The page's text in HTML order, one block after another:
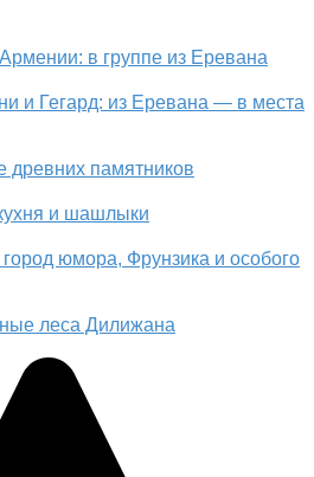
в группе из Еревана
и Гегард: из Еревана — в места
древних памятников
и шашлыки
юмора, Фрунзика и особого
леса Дилижана